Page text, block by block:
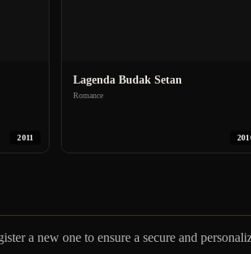
2011
Lagenda Budak Setan
Romance
a new one to ensure a secure and